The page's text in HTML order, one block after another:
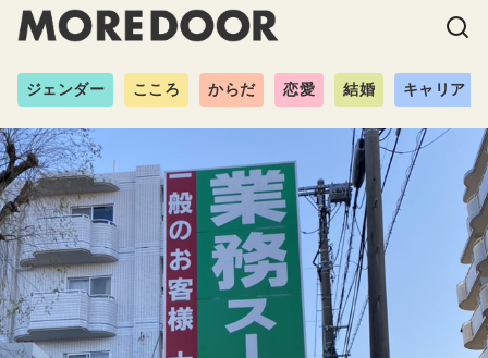
ジェンダー こころ からだ 恋愛 結婚 キャリア